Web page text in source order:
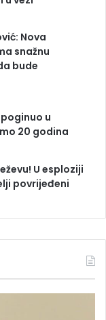
Nova
snažnu
bude
u
20 godina
U esploziji
povrijeđeni